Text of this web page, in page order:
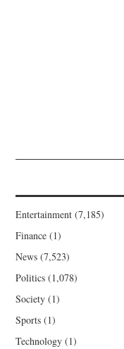
Entertainment (7,185)
Finance (1)
News (7,523)
Politics (1,078)
Society (1)
Sports (1)
Technology (1)